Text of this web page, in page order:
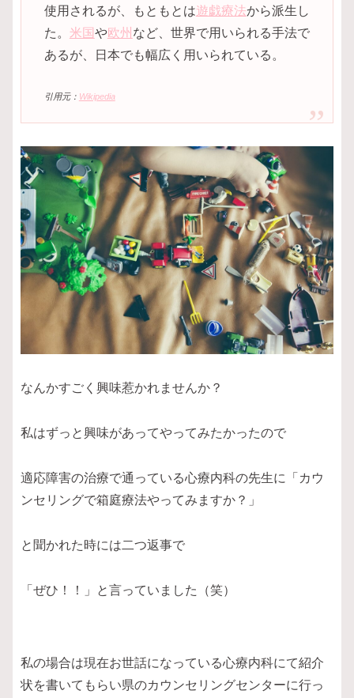
使用されるが、もともとは遊戯療法から派生し
た。 米国や欧州 など、世界で用いられる手法で
あるが、日本でも幅広く用いられている。
引用元： Wikipedia
なんかすごく興味惹かれませんか？
私はずっと興味があってやってみたかったので
適応障害の治療で通っている心療内科の先生に「カウ
ンセリングで箱庭療法やってみますか？」
と聞かれた時には二つ返事で
「ぜひ！！」と言っていました（笑）
私の場合は現在お世話になっている心療内科にて紹介
状を書いてもらい県のカウンセリングセンターに行っ